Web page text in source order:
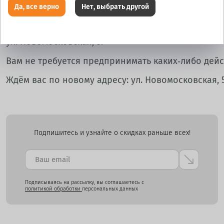
Обращаем ваше внимание: все ваши шины,
диски, колёса в
ул. Новомосковская, 5.
Вам не требуется предпринимать каких‑либо
Ждём вас по новому адресу: ул. Новомосковская,
Подпишитесь и узнайте о скидках раньше всех!
Подписываясь на рассылку, вы соглашаетесь с
политикой обработки персональных данных
Да, все верно Нет, выбрать другой